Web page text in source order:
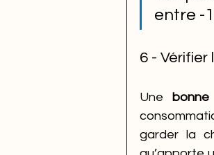
entre -
6 - Vérifier
Une
garder la